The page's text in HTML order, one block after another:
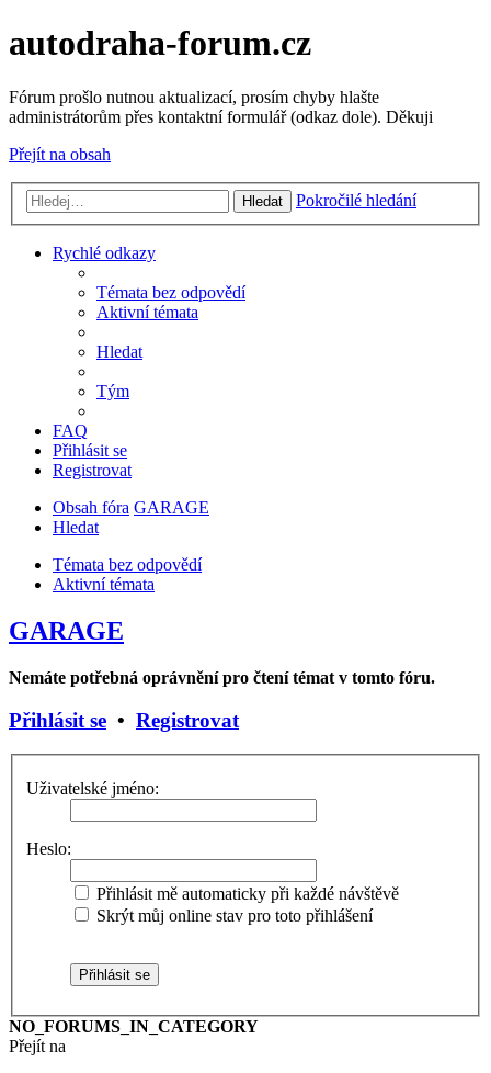
autodraha-forum.cz
Fórum prošlo nutnou aktualizací, prosím chyby hlašte
administrátorům přes kontaktní formulář (odkaz dole). Děkuji
Přejít na obsah
Hledat Pokročilé hledání
Rychlé odkazy
Témata bez odpovědí
Aktivní témata
Hledat
Tým
FAQ
Přihlásit se
Registrovat
Obsah fóra GARAGE
Hledat
Témata bez odpovědí
Aktivní témata
GARAGE
Nemáte potřebná oprávnění pro čtení témat v tomto fóru.
Přihlásit se • Registrovat
Uživatelské jméno:
Heslo:
Přihlásit mě automaticky při každé návštěvě
Skrýt můj online stav pro toto přihlášení
NO_FORUMS_IN_CATEGORY
Přejít na